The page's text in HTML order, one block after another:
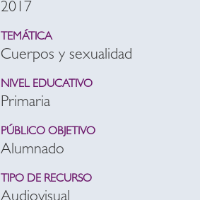
2017
TEMÁTICA
Cuerpos y sexualidad
NIVEL EDUCATIVO
Primaria
PÚBLICO OBJETIVO
Alumnado
TIPO DE RECURSO